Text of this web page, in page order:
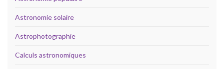
Astronomie solaire
Astrophotographie
Calculs astronomiques